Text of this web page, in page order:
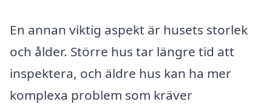
En annan viktig aspekt är husets storlek
och ålder. Större hus tar längre tid att
inspektera, och äldre hus kan ha mer
komplexa problem som kräver